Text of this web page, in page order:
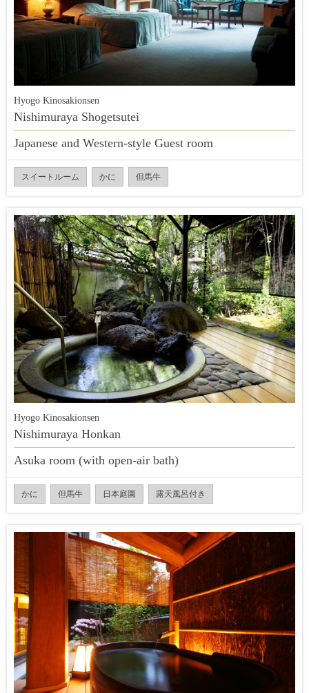
Hyogo Kinosakionsen
Nishimuraya Shogetsutei
Japanese and Western-style Guest room
スイートルーム かに 但馬牛
Hyogo Kinosakionsen
Nishimuraya Honkan
Asuka room (with open-air bath)
かに 但馬牛 日本庭園 露天風呂付き